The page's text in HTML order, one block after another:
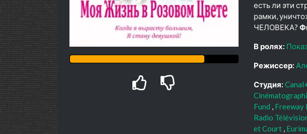
есть ли эти
рамки,
ЧЕЛОВЕКА?
В ролях:
Режиссер:
Студия:
Fund
Freeway
Radio
et Court